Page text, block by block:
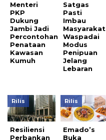
Menteri
PKP
Dukung
Jambi Jadi
Percontohan
Penataan
Kawasan
Kumuh
Satgas
Pasti
Imbau
Masyarakat
Waspadai
Modus
Penipuan
Jelang
Lebaran
Rilis
Resiliensi
Perbankan
Rilis
Emado’s
Buka